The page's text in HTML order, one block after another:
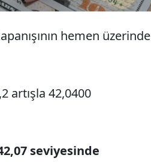
hemen üzerinde
artışla 42,0400
seviyesinde